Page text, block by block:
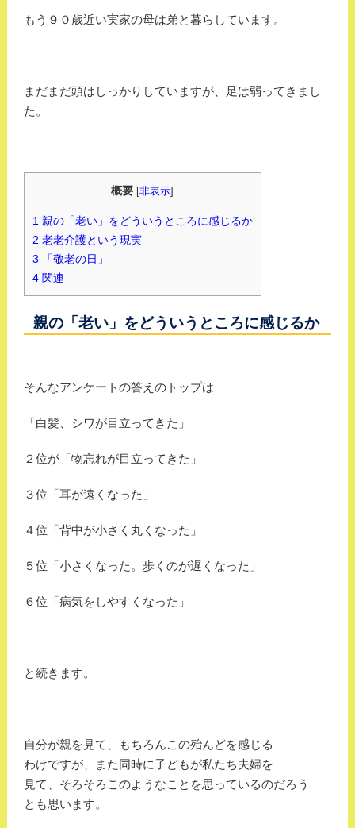
もう９０歳近い実家の母は弟と暮らしています。
まだまだ頭はしっかりしていますが、足は弱ってきまし
た。
概要 [非表示]
1親の「老い」をどういうところに感じるか
2 老老介護という現実
3 「敬老の日」
4関連
親の「老い」をどういうところに感じるか
そんなアンケートの答えのトップは
「白髪、シワが目立ってきた」
２位が「物忘れが目立ってきた」
３位「耳が遠くなった」
４位「背中が小さく丸くなった」
５位「小さくなった。歩くのが遅くなった」
６位「病気をしやすくなった」
と続きます。
自分が親を見て、もちろんこの殆んどを感じる
わけですが、また同時に子どもが私たち夫婦を
見て、そろそろこのようなことを思っているのだろう
とも思います。